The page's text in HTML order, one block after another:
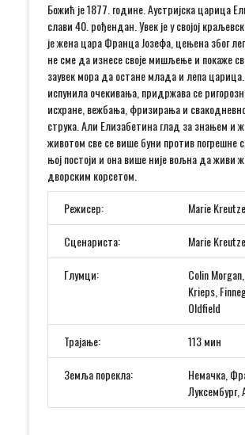
Божић је 1877. године. Аустријска царица
слави 40. рођендан. Увек је у својој
је жена цара Франца Јозефа, цењена због
не сме да изнесе своје мишљење и покаже
заувек мора да остане млада и лепа
испунила очекивања, придржава се
исхране, вежбања, фризирања и
струка. Али Елизабетина глад за знањем и
животом све се више буни против погрешне
њој постоји и она више није вољна да живи
дворским корсетом.
Режисер:
Marie
Сценариста:
Marie
Глумци:
Colin
Krieps,
Oldfield
Трајање:
113 мин
Земља порекла:
Немачка,
Луксембург,